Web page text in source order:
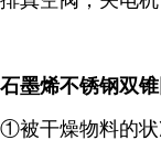
石墨烯不锈钢双
①被干燥物料的状